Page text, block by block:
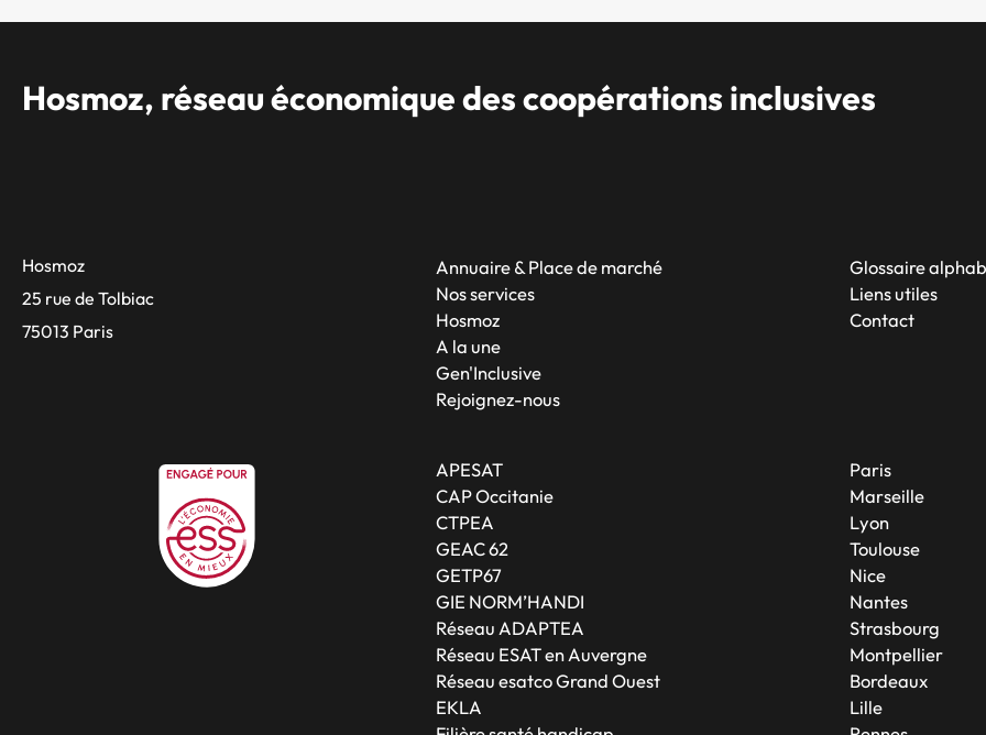
Hosmoz, réseau économique des coopérations inclusives
Hosmoz
25 rue de Tolbiac
75013 Paris
Annuaire & Place de marché
Nos services
Hosmoz
A la une
Gen'Inclusive
Rejoignez-nous
Glossaire
Liens utiles
Contact
APESAT
CAP Occitanie
CTPEA
GEAC 62
GETP67
GIE NORM’HANDI
Réseau ADAPTEA
Réseau ESAT en Auvergne
Réseau esatco Grand Ouest
EKLA
Paris
Marseille
Lyon
Toulouse
Nice
Nantes
Strasbourg
Montpellier
Bordeaux
Lille